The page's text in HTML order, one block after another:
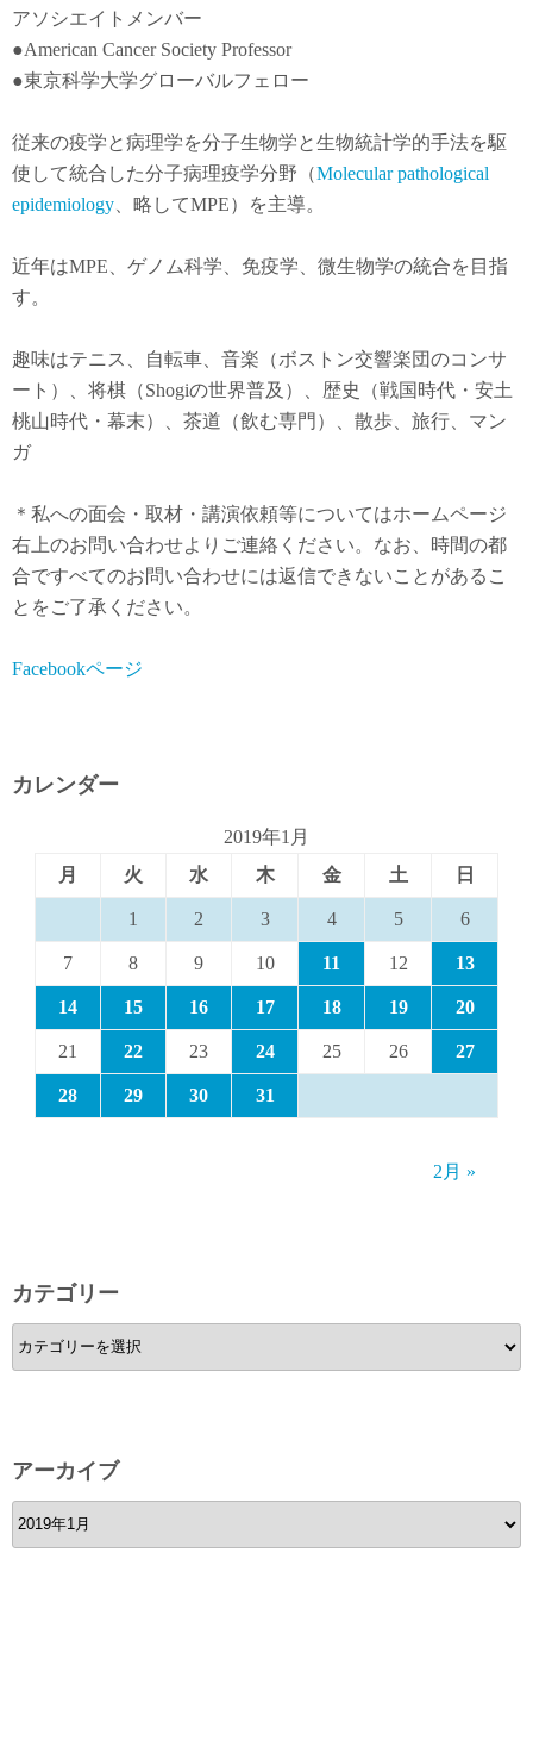
アソシエイトメンバー
●American Cancer Society Professor
●東京科学大学グローバルフェロー
従来の疫学と病理学を分子生物学と生物統計学的手法を駆
使して統合した分子病理疫学分野（Molecular pathological
epidemiology 、略してMPE）を主導。
近年はMPE 、ゲノム科学、免疫学、微生物学の統合を目指
す。
趣味はテニス、自転車、音楽（ボストン交響楽団のコンサ
ート）、将棋（Shogiの世界普及）、歴史（戦国時代・安土
桃山時代・幕末）、茶道（飲む専門）、散歩、旅行、マン
ガ
＊私への面会・取材・講演依頼等についてはホームページ
右上のお問い合わせよりご連絡ください。なお、時間の都
合ですべてのお問い合わせには返信できないことがあるこ
とをご了承ください。
Facebookページ
カレンダー
2019年1月
月
火 水 木 金 土 日
1 2 3 4 5 6
7 8 9 10 11 12 13
14 15 16 17 18 19 20
21 22 23 24 25 26 27
28 29 30 31
2月 »
カテゴリー
カ
テ
ー
アーカイブ
ア
ー